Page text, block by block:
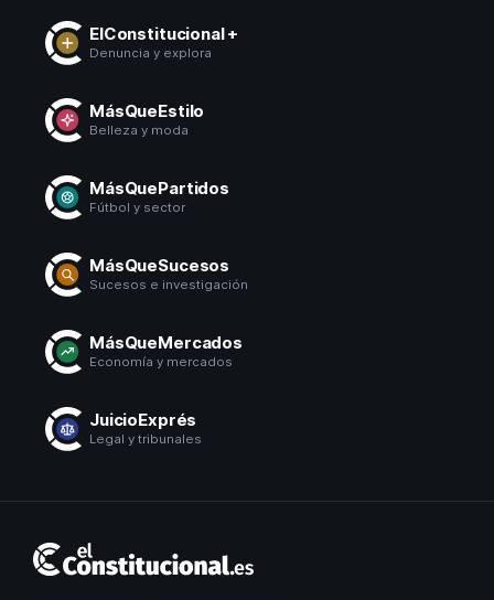
ElConstitucional +
Denuncia y explora
MásQueEstilo
Belleza y moda
MásQuePartidos
Fútbol y sector
MásQueSucesos
Sucesos e investigación
MásQueMercados
Economía y mercados
JuicioExprés
Legal y tribunales
Constitucional